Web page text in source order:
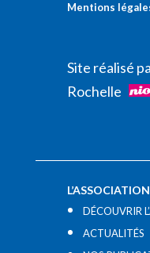
Mentions
Site réalisé
Rochelle
L’ASSOCIATION
DÉCOUVRIR
ACTUALITÉS